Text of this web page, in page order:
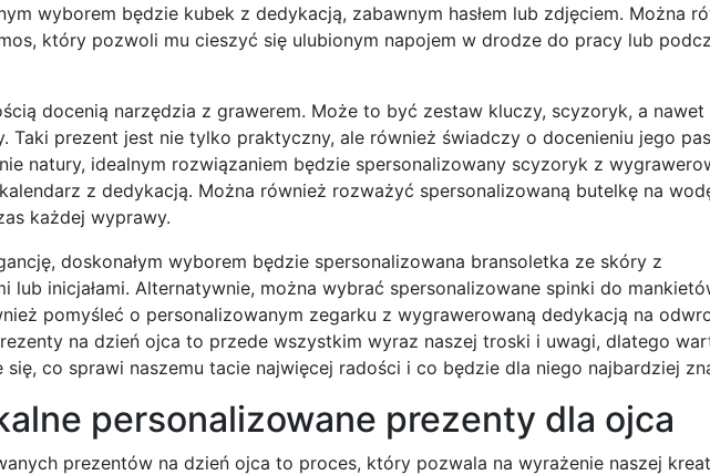
wyborem będzie kubek z dedykacją, zabawnym hasłem lub zdjęciem. Można
który pozwoli mu cieszyć się ulubionym napojem w drodze do pracy lub
docenią narzędzia z grawerem. Może to być zestaw kluczy, scyzoryk, a nawet
Taki prezent jest nie tylko praktyczny, ale również świadczy o docenieniu jego
natury, idealnym rozwiązaniem będzie spersonalizowany scyzoryk z
z dedykacją. Można również rozważyć spersonalizowaną butelkę na
każdej wyprawy.
doskonałym wyborem będzie spersonalizowana bransoletka ze skóry z
lub inicjałami. Alternatywnie, można wybrać spersonalizowane spinki do
pomyśleć o personalizowanym zegarku z wygrawerowaną dedykacją na
na dzień ojca to przede wszystkim wyraz naszej troski i uwagi, dlatego
co sprawi naszemu tacie najwięcej radości i co będzie dla niego najbardziej
personalizowane prezenty dla ojca
prezentów na dzień ojca to proces, który pozwala na wyrażenie naszej